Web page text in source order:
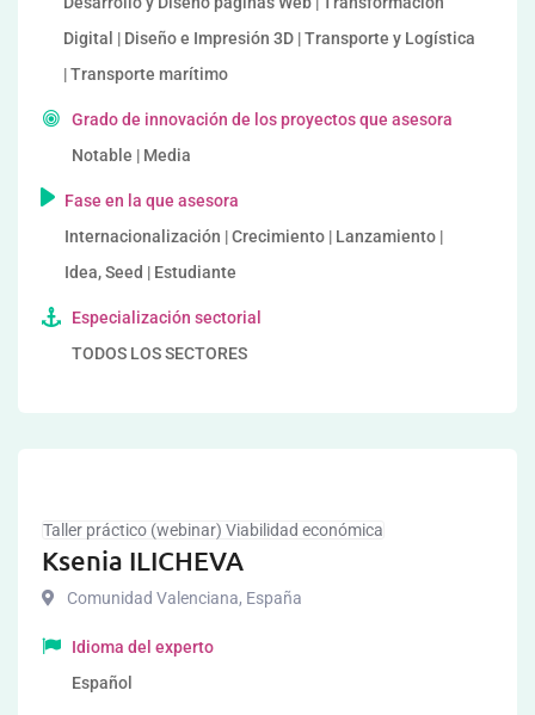
Digital | Diseño e Impresión 3D | Transporte y Logística
| Transporte marítimo
Grado de innovación de los proyectos que asesora
Notable | Media
Fase en la que asesora
Internacionalización | Crecimiento | Lanzamiento |
Idea, Seed | Estudiante
Especialización sectorial
TODOS LOS SECTORES
Taller práctico (webinar) Viabilidad económica
Ksenia ILICHEVA
Comunidad Valenciana, España
Idioma del experto
Español